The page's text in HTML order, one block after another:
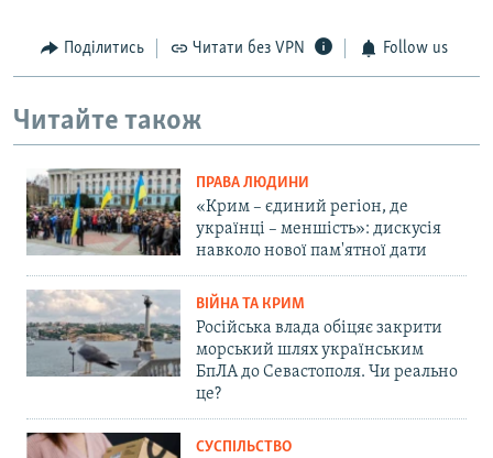
Поділитись Читати без VPN Follow us
Читайте також
ПРАВА ЛЮДИНИ
«Крим – єдиний регіон, де
українці – меншість»: дискусія
навколо нової пам'ятної дати
ВІЙНА ТА КРИМ
Російська влада обіцяє закрити
морський шлях українським
БпЛА до Севастополя. Чи реально
це?
СУСПІЛЬСТВО